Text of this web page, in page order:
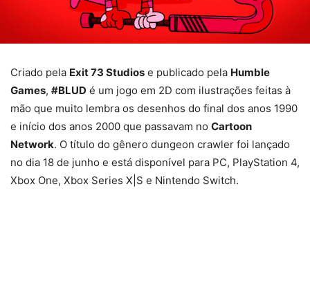
Criado pela Exit 73 Studios e publicado pela Humble
Games, #BLUD é um jogo em 2D com ilustrações feitas à
mão que muito lembra os desenhos do final dos anos 1990
e início dos anos 2000 que passavam no Cartoon
Network. O título do gênero dungeon crawler foi lançado
no dia 18 de junho e está disponível para PC, PlayStation 4,
Xbox One, Xbox Series X|S e Nintendo Switch.